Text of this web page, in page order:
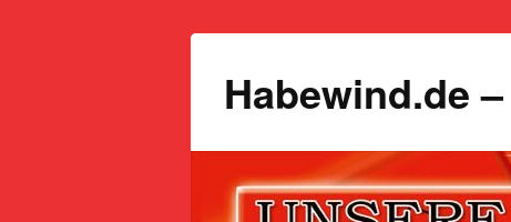
Habewind.de